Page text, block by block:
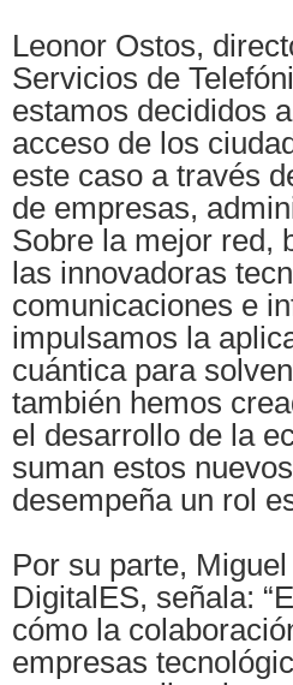
Leonor Ostos,
Servicios de
estamos decididos
acceso de los
este caso a través
de empresas,
Sobre la mejor red,
las innovadoras
comunicaciones e
impulsamos la
cuántica para
también hemos
el desarrollo de la
suman estos
desempeña un rol
Por su parte,
DigitalES, señala:
cómo la
empresas